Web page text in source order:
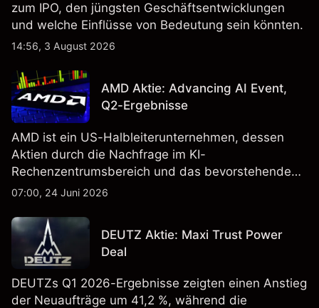
zum IPO, den jüngsten Geschäftsentwicklungen
und welche Einflüsse von Bedeutung sein könnten.
14:56, 3 August 2026
AMD Aktie: Advancing AI Event,
Q2-Ergebnisse
AMD ist ein US-Halbleiterunternehmen, dessen
Aktien durch die Nachfrage im KI-
Rechenzentrumsbereich und das bevorstehende
„Advancing AI 2026"-Event im Juli Aufmerksamkeit
Vergangenheit ist kein verlässlicher Indikator für
zukünftige Ergebnisse.
07:00, 24 Juni 2026
DEUTZ Aktie: Maxi Trust Power
Deal
DEUTZs Q1 2026-Ergebnisse zeigten einen Anstieg
der Neuaufträge um 41,2 %, während die